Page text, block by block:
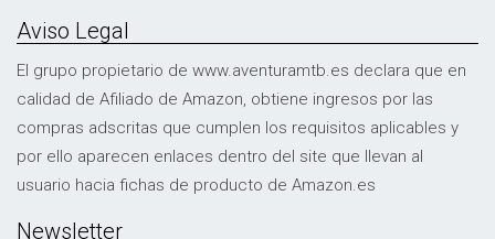
Aviso Legal
El grupo propietario de www.aventuramtb.es declara que en
calidad de Afiliado de Amazon, obtiene ingresos por las
compras adscritas que cumplen los requisitos aplicables y
por ello aparecen enlaces dentro del site que llevan al
usuario hacia fichas de producto de Amazon.es
Newsletter